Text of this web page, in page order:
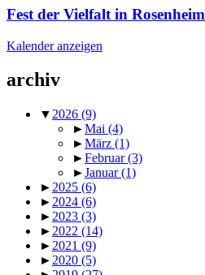
Fest der Vielfalt in Rosenheim
Kalender anzeigen
archiv
▼ 2026 (9)
►Mai (4)
►März (1)
►Februar(3)
►Januar(1)
► 2025 (6)
► 2024 (6)
► 2023 (3)
► 2022 (14)
► 2021 (9)
► 2020 (5)